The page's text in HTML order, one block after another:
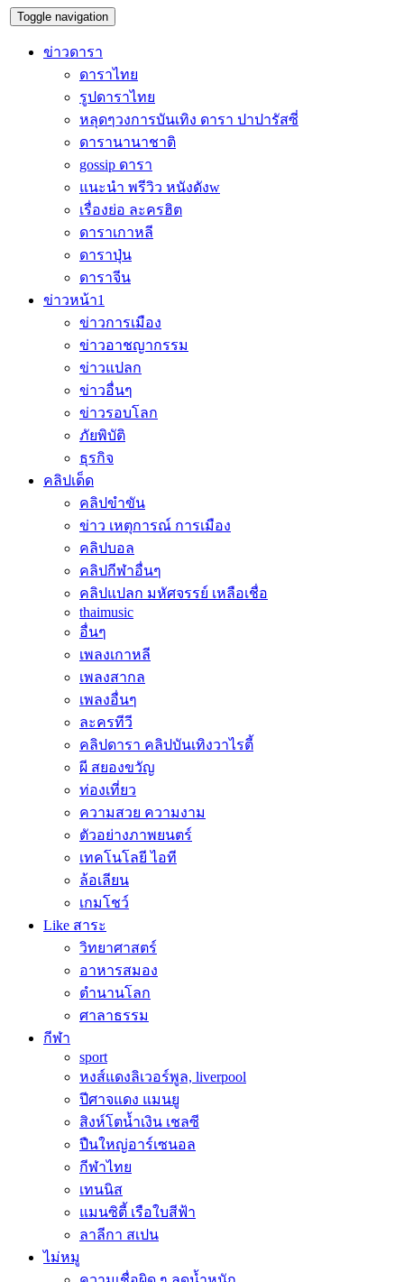
Toggle navigation
ข่าวดารา
ดาราไทย
รูปดาราไทย
หลุดๆวงการบันเทิง ดารา ปาปารัสซี่
ดารานานาชาติ
gossip ดารา
แนะนำ พรีวิว หนังดังw
เรื่องย่อ ละครฮิต
ดาราเกาหลี
ดาราปุ่น
ดาราจีน
ข่าวหน้า1
ข่าวการเมือง
ข่าวอาชญากรรม
ข่าวแปลก
ข่าวอื่นๆ
ข่าวรอบโลก
ภัยพิบัติ
ธุรกิจ
คลิปเด็ด
คลิปขำขัน
ข่าว เหตุการณ์ การเมือง
คลิปบอล
คลิปกีฬาอื่นๆ
คลิปแปลก มหัศจรรย์ เหลือเชื่อ
thaimusic
อื่นๆ
เพลงเกาหลี
เพลงสากล
เพลงอื่นๆ
ละครทีวี
คลิปดารา คลิปบันเทิงวาไรตี้
ผี สยองขวัญ
ท่องเที่ยว
ความสวย ความงาม
ตัวอย่างภาพยนตร์
เทคโนโลยี ไอที
ล้อเลียน
เกมโชว์
Like สาระ
วิทยาศาสตร์
อาหารสมอง
ตำนานโลก
ศาลาธรรม
กีฬา
sport
หงส์แดงลิเวอร์พูล, liverpool
ปีศาจแดง แมนยู
สิงห์โตน้ำเงิน เชลซี
ปืนใหญ่อาร์เซนอล
กีฬาไทย
เทนนิส
แมนซิตี้ เรือใบสีฟ้า
ลาลีกา สเปน
ไม่หมู